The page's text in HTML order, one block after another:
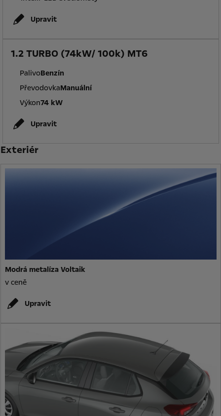
Upravit
1.2 TURBO (74kW/ 100k) MT6
PalivoBenzín
PřevodovkaManuální
Výkon74 kW
Upravit
Exteriér
Modrá metalíza Voltaik
v ceně
Upravit